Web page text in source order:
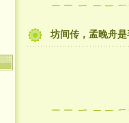
坊间传，孟晚舟